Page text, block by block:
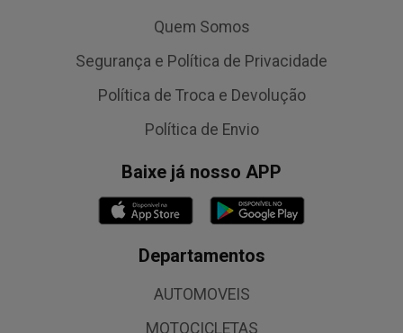
Quem Somos
Segurança e Política de Privacidade
Política de Troca e Devolução
Política de Envio
Baixe já nosso APP
Departamentos
AUTOMOVEIS
MOTOCICLETAS